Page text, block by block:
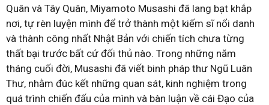
Quân và Tây Quân, Miyamoto Musashi đã lang bạt khắp
nơi, tự rèn luyện mình để trở thành một kiếm sĩ nổi danh
và thành công nhất Nhật Bản với chiến tích chưa từng
thất bại trước bất cứ đối thủ nào. Trong những năm
tháng cuối đời, Musashi đã viết binh pháp thư Ngũ Luân
Thư, nhằm đúc kết những quan sát, kinh nghiệm trong
quá trình chiến đấu của mình và bàn luận về cái Đạo của